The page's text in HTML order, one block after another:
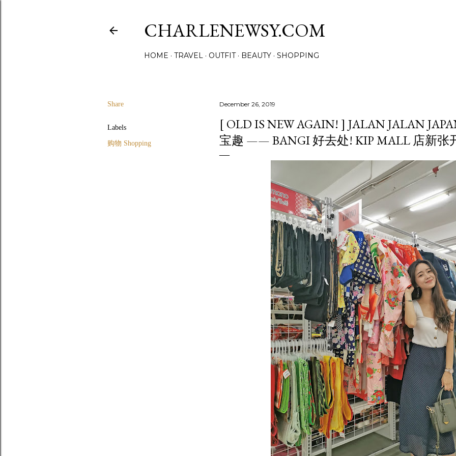
CHARLENEWSY.COM
HOME TRAVEL OUTFIT BEAUTY SHOPPING
Share
Labels
购物 Shopping
December 26, 2019
[ OLD IS NEW AGAIN! ] JALAN JALAN
宝趣 —— BANGI 好去处! KIP MALL 店新张